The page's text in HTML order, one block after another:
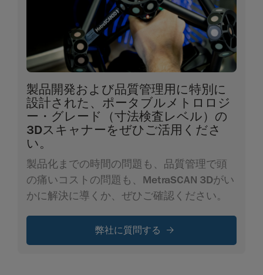
製品開発および品質管理用に特別に
設計された、ポータブルメトロロジ
ー・グレード（寸法検査レベル）の
3Dスキャナーをぜひご活用くださ
い。
製品化までの時間の問題も、品質管理で頭
の痛いコストの問題も、MetraSCAN 3Dがい
かに解決に導くか、ぜひご確認ください。
弊社に質問する